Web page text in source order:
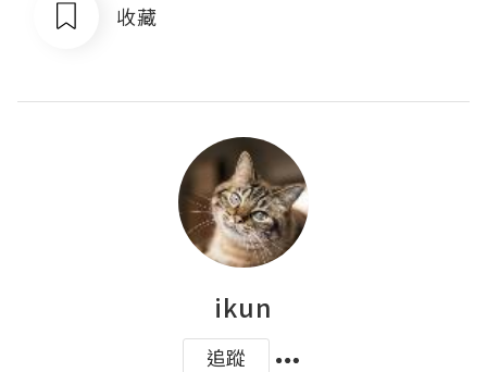
收藏
ikun
追蹤